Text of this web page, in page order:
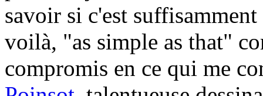
savoir si c'est
voilà, "as simple as that"
compromis en ce qui me